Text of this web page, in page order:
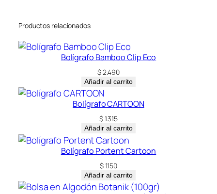
Productos relacionados
Bolígrafo Bamboo Clip Eco
$2.490
Añadir al carrito
Bolígrafo CARTOON
$1.315
Añadir al carrito
Bolígrafo Portent Cartoon
$1.150
Añadir al carrito